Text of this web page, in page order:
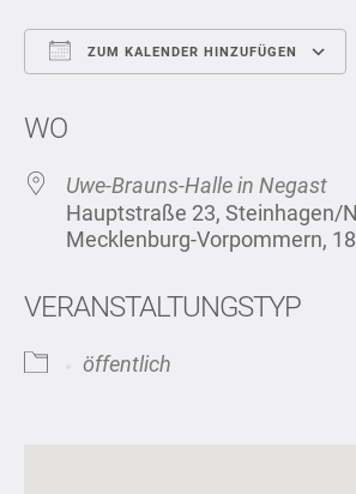
ZUM KALENDER HINZUFÜGEN
WO
Uwe-Brauns-Halle in Negast
Hauptstraße 23, Steinhagen/
Mecklenburg-Vorpommern,
VERANSTALTUNGSTYP
öffentlich